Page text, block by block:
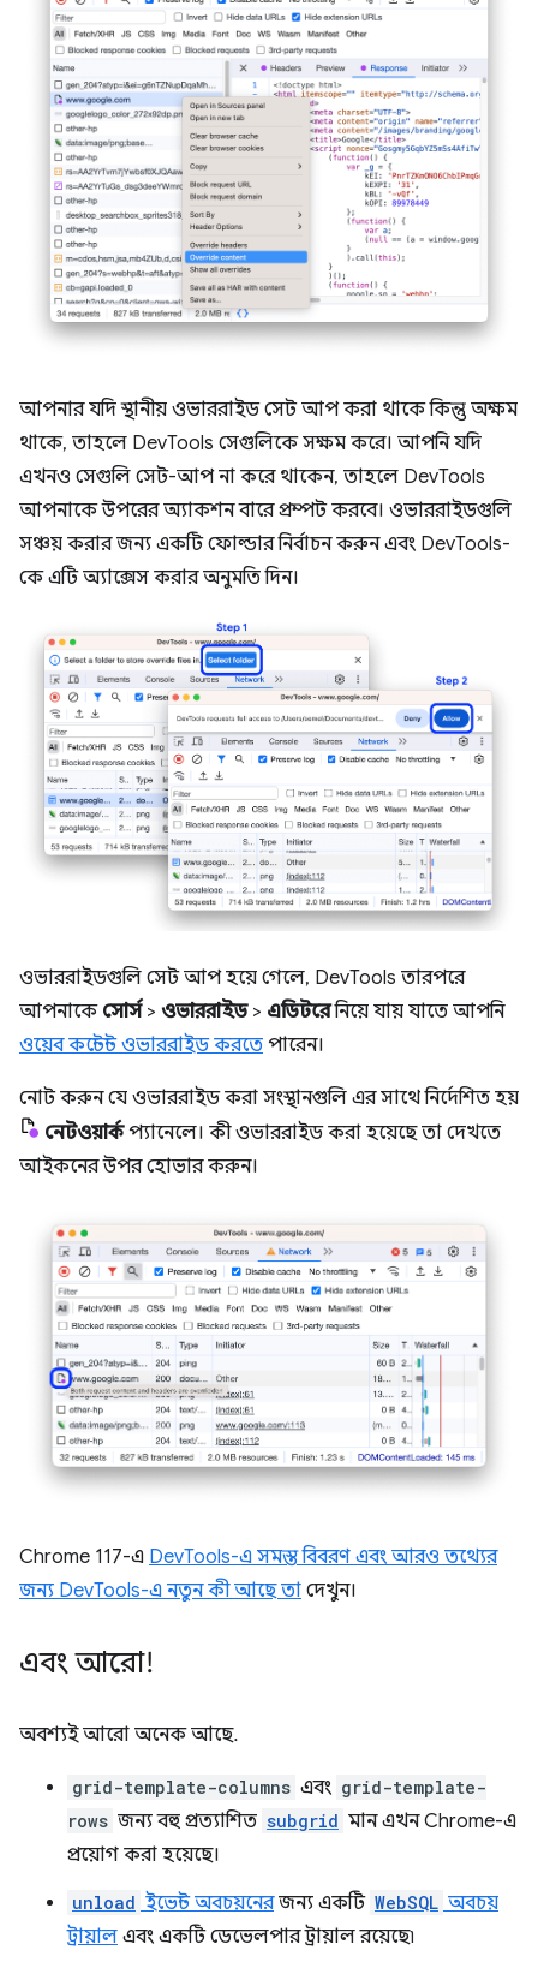
আপনার যদি স্থানীয় ওভাররাইড সেট আপ করা থাকে কিন্তু অক্ষম
থাকে, তাহলে DevTools সেগুলিকে সক্ষম করে। আপনি যদি
এখনও সেগুলি সেট-আপ না করে থাকেন, তাহলে DevTools
আপনাকে উপরের অ্যাকশন বারে প্রম্পট করবে। ওভাররাইডগুলি
সঞ্চয় করার জন্য একটি ফোল্ডার নির্বাচন করুন এবং DevTools-
কে এটি অ্যাক্সেস করার অনুমতি দিন।
ওভাররাইডগুলি সেট আপ হয়ে গেলে, DevTools তারপরে
আপনাকে সোর্স> ওভাররাইড> এডিটরেনিয়ে যায় যাতে আপনি
ওয়েব কন্টেন্ট ওভাররাইড করতে পারেন।
নোট করুন যে ওভাররাইড করা সংস্থানগুলি এর সাথে নির্দেশিত হয়
নেটওয়ার্কপ্যানেলে। কী ওভাররাইড করা হয়েছে তা দেখতে
আইকনের উপর হোভার করুন।
Chrome 117-এ DevTools-এ সমস্ত বিবরণ এবং আরও তথ্যের
জন্য DevTools-এ নতুন কী আছে তা দেখুন।
এবং আরো!
অবশ্যই আরো অনেক আছে.
grid-template-columns এবং grid-template-
rows জন্য বহু প্রত্যাশিত subgrid মান এখন Chrome-এ
প্রয়োগ করা হয়েছে।
unload ইভেন্ট অবচয়নেরজন্য একটি WebSQL অবচয়
ট্রায়াল এবং একটি ডেভেলপার ট্রায়াল রয়েছে৷